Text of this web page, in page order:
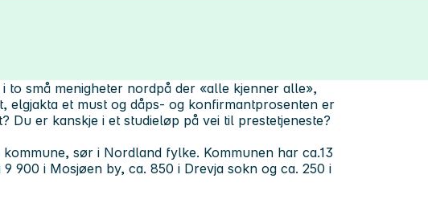
to små menigheter nordpå der «alle kjenner alle»,
elgjakta et must og dåps- og konfirmantprosenten er
er kanskje i et studieløp på vei til prestetjeneste?
sør i Nordland fylke. Kommunen har ca.13
900 i Mosjøen by, ca. 850 i Drevja sokn og ca. 250 i